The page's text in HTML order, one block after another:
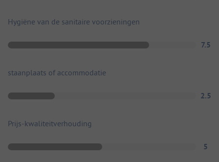
Hygiëne van de sanitaire voorzieningen
7.5
staanplaats of accommodatie
2.5
Prijs-kwaliteitverhouding
5